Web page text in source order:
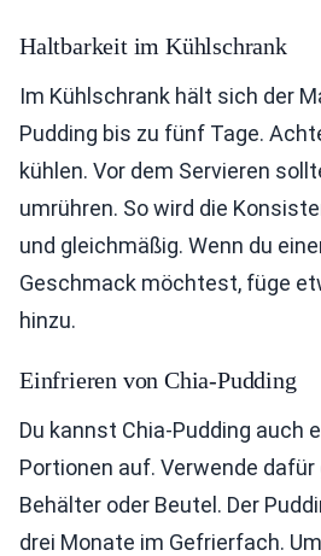
Haltbarkeit im Kühlschrank
Im Kühlschrank hält sich der
Pudding bis zu fünf Tage.
kühlen. Vor dem Servieren
umrühren. So wird die
und gleichmäßig. Wenn du
Geschmack möchtest, füge
hinzu.
Einfrieren von Chia-Pudding
Du kannst Chia-Pudding auch
Portionen auf. Verwende
Behälter oder Beutel. Der
drei Monate im Gefrierfach.